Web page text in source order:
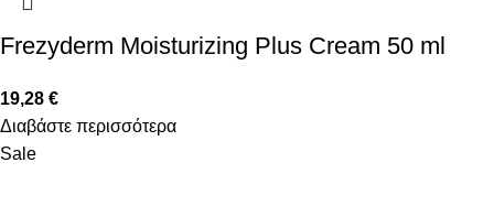
Frezyderm Moisturizing Plus Cream 50 ml
19,28 €
Διαβάστε περισσότερα
Sale